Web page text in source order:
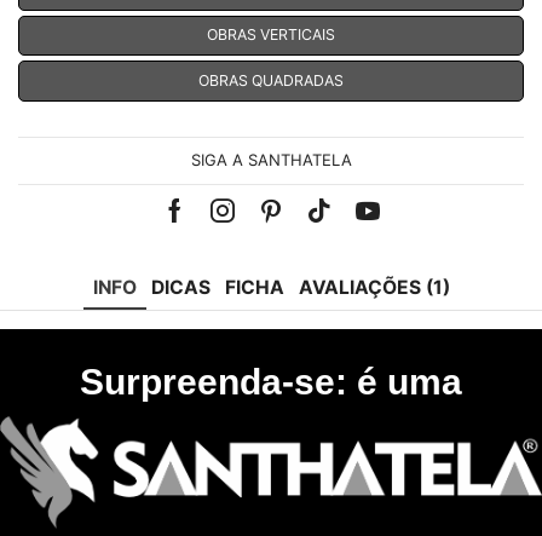
OBRAS VERTICAIS
OBRAS QUADRADAS
SIGA A SANTHATELA
Facebook
Instagram
Pinterest
Tik-Youtube
INFO DICAS FICHA AVALIAÇÕES (1)
Surpreenda-se: é uma